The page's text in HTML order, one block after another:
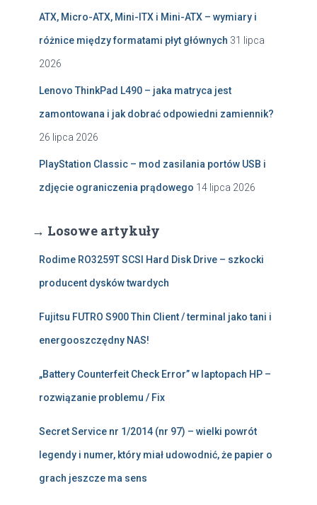
ATX, Micro-ATX, Mini-ITX i Mini-ATX – wymiary i
różnice między formatami płyt głównych 31 lipca
2026
Lenovo ThinkPad L490 – jaka matryca jest
zamontowana i jak dobrać odpowiedni zamiennik?
26 lipca 2026
PlayStation Classic – mod zasilania portów USB i
zdjęcie ograniczenia prądowego 14 lipca 2026
→ Losowe artykuły
Rodime RO3259T SCSI Hard Disk Drive – szkocki
producent dysków twardych
Fujitsu FUTRO S900 Thin Client / terminal jako tani i
energooszczędny NAS!
„Battery Counterfeit Check Error” w laptopach HP –
rozwiązanie problemu / Fix
Secret Service nr 1/2014 (nr 97) – wielki powrót
legendy i numer, który miał udowodnić, że papier o
grach jeszcze ma sens